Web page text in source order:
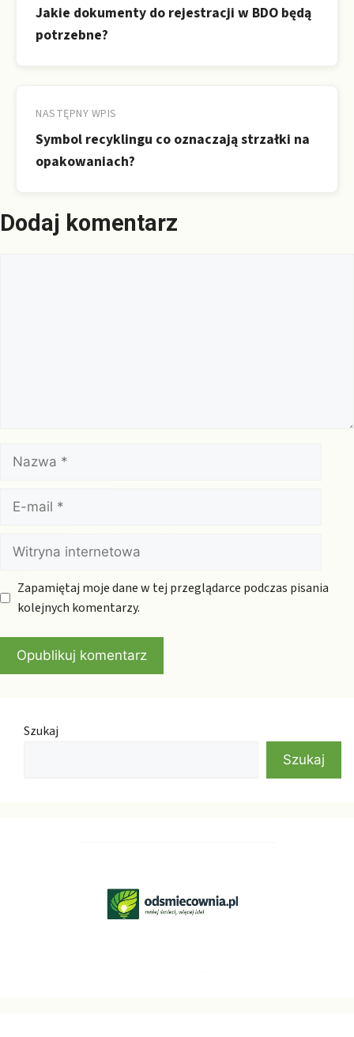
Jakie dokumenty do rejestracji w BDO będą
potrzebne?
NASTĘPNY WPIS
Symbol recyklingu co oznaczają strzałki na
opakowaniach?
Dodaj komentarz
Nazwa
mail
Witryna
internetowa
Zapamiętaj moje dane w tej przeglądarce podczas pisania
kolejnych komentarzy.
Szukaj
Szukaj